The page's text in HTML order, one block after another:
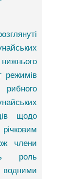
режимів
щодо
члени
роль